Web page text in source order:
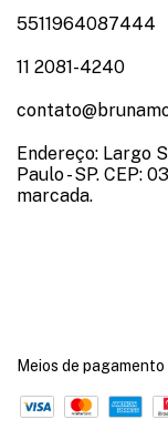
5511964087444
11 2081-4240
Endereço: Largo
Paulo - SP. CEP:
marcada.
Meios de pagamento